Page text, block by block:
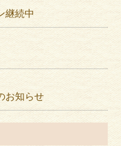
継続中
お知らせ